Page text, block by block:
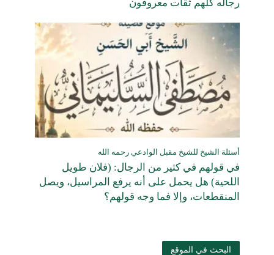
رجاله كلهم ثقات معروفون
أسئلة الشيخ للشيخ مقبل الوادعي رحمه الله
في قولهم في كثير من الرجال: (فلان طويل
اللحية) هل يحمل على أنه يرفع المراسيل، ويصل
المنقطعات، وإلا فما وجه قولهم؟
البحث في الموقع